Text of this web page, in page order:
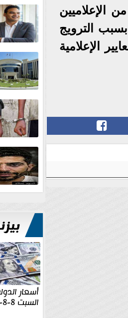
الإعلاميين
الترويج
الإعلامية
مراكز
الدكرور
أسعار
السبت 8-8-2026..